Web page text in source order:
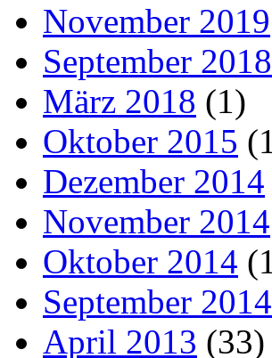
November 2019
September 2018
März 2018 (1)
Oktober 2015
Dezember 2014
November 2014
Oktober 2014
September 2014
April 2013 (33)